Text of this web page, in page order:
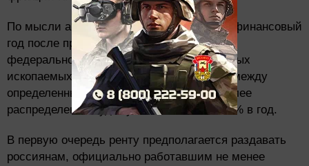
По мысли авторов документа, за первый финансовый
год после принятия закона 20% доходов
федерального бюджета от добычи полезных
ископаемых должны быть распределены между
определенными категориями граждан. Далее
распределение будет увеличиваться на 2% в год.
В первую очередь ренту предполагается раздавать
россиянам, официально работавшим не менее